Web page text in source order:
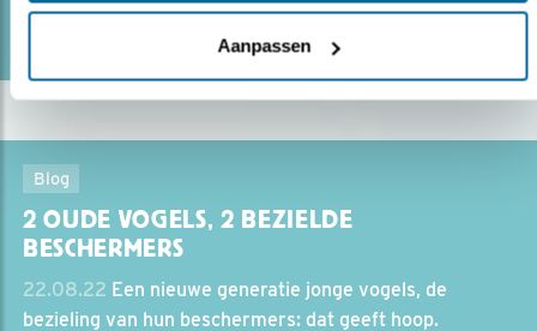
Aanpassen
lees meer
Blog
2 OUDE VOGELS, 2 BEZIELDE
BESCHERMERS
22.08.22 Een nieuwe generatie jonge vogels, de
bezieling van hun beschermers: dat geeft hoop.